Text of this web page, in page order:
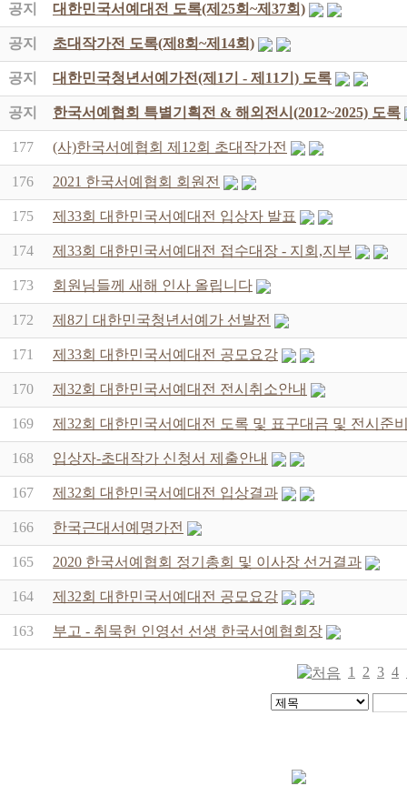
공지 대한민국서예대전 도록(제25회~제37회)
공지 초대작가전 도록(제8회~제14회)
공지 대한민국청년서예가전(제1기 - 제11기) 도록
공지 한국서예협회 특별기획전 & 해외전시(2012~2025) 도록
177 (사)한국서예협회 제12회 초대작가전
176 2021 한국서예협회 회원전
175 제33회 대한민국서예대전 입상자 발표
174 제33회 대한민국서예대전 접수대장 - 지회,지부
173 회원님들께 새해 인사 올립니다
172 제8기 대한민국청년서예가 선발전
171 제33회 대한민국서예대전 공모요강
170 제32회 대한민국서예대전 전시취소안내
169 제32회 대한민국서예대전 도록 및 표구대금 및 전시준
168 입상자-초대작가 신청서 제출안내
167 제32회 대한민국서예대전 입상결과
166 한국근대서예명가전
165 2020 한국서예협회 정기총회 및 이사장 선거결과
164 제32회 대한민국서예대전 공모요강
163 부고 - 취묵헌 인영선 선생 한국서예협회장
1 2 3 4